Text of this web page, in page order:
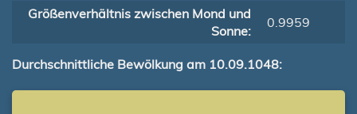
Größenverhältnis zwischen Mond und
Sonne:
0.9959
Durchschnittliche Bewölkung am 10.09.1048: